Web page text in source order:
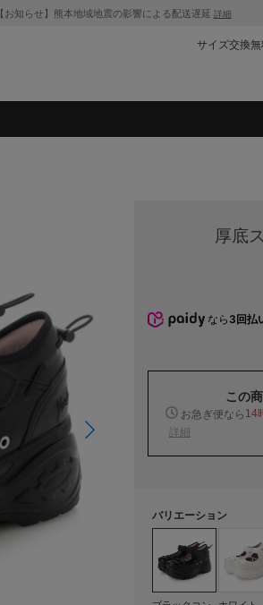
【お知らせ】熊本地域地震の影響による配送遅延 詳細
サイズ交換
厚底
なら 3回払
この
お急ぎ便なら 14
詳細
バリエーション